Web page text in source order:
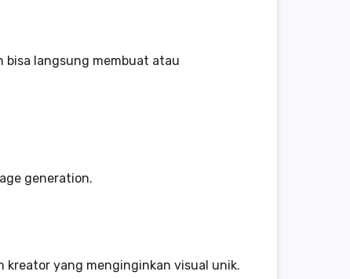
bisa langsung membuat atau
generation.
kreator yang menginginkan visual unik.